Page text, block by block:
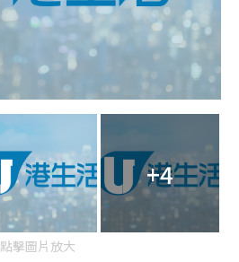
+4
點擊圖片放大